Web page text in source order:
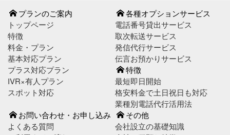
プランのご案内
トップページ
特徴
料金・プラン
基本対応プラン
プラス対応プラン
IVR×有人プラン
スポット対応
各種オプションサービス
電話番号貸出サービス
取次転送サービス
発信代行サービス
伝言お預かりサービス
特徴
最短即日開始
格安料金で土日祝日も対応
業種別電話代行活用法
お問い合わせ・お申し込み
よくある質問
その他
会社設立の基礎知識